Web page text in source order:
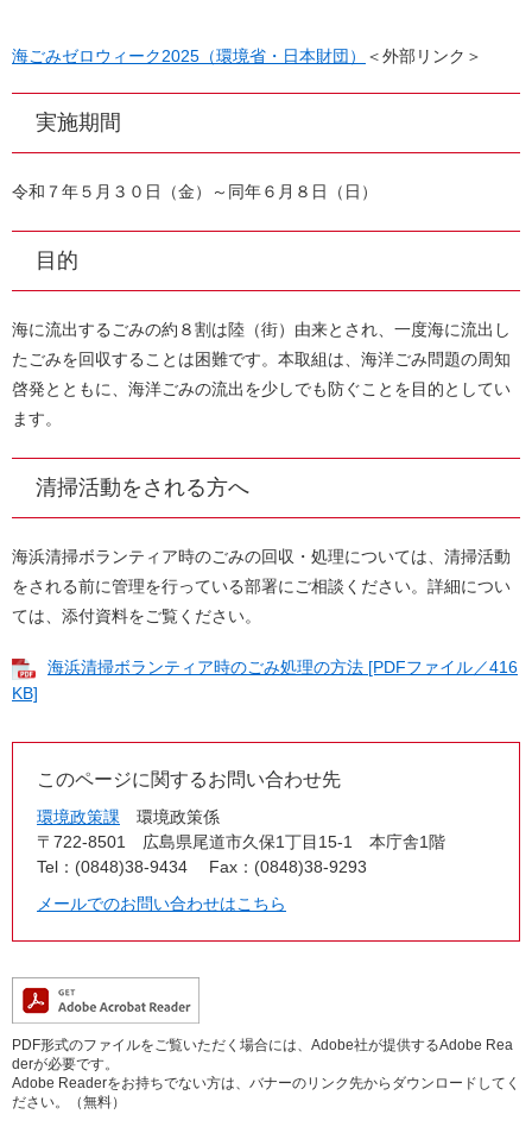
海ごみゼロウィーク2025（環境省・日本財団） ＜外部リンク＞
実施期間
令和７年５月３０日（金）～同年６月８日（日）
目的
海に流出するごみの約８割は陸（街）由来とされ、一度海に流出し
たごみを回収することは困難です。本取組は、海洋ごみ問題の周知
啓発とともに、海洋ごみの流出を少しでも防ぐことを目的としてい
ます。
清掃活動をされる方へ
海浜清掃ボランティア時のごみの回収・処理については、清掃活動
をされる前に管理を行っている部署にご相談ください。詳細につい
ては、添付資料をご覧ください。
海浜清掃ボランティア時のごみ処理の方法 [PDFファイル／416
KB]
このページに関するお問い合わせ先
環境政策課
環境政策係
〒722-8501
広島県尾道市久保1丁目15-1 本庁舎1階
Tel：(0848)38-9434
Fax：(0848)38-9293
メールでのお問い合わせはこちら
PDF形式のファイルをご覧いただく場合には、Adobe社が提供するAdobe Rea
derが必要です。
Adobe Readerをお持ちでない方は、バナーのリンク先からダウンロードしてく
ださい。（無料）